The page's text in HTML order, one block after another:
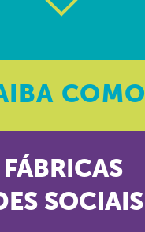
COMO
SOCIAIS